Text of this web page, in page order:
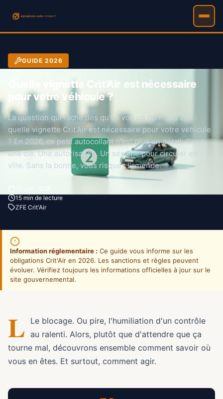
GUIDE 2026
Quelle vignette Crit'Air est nécessaire
pour votre véhicule ?
La question qui fâche dès qu'on voit un panneau ZFE :
quelle vignette Crit'Air est nécessaire pour votre véhicule
? En 2026, ce petit autocollant n'est plus un détail. C'est
une clé. Une autorisation. Un sésame pour circuler en
ville. Sans la bonne, vous risquez l'amende.
15 min de lecture
ZFE Crit'Air
Information réglementaire : Ce guide vous informe sur les
obligations Crit'Air en 2026. Les sanctions et règles peuvent
évoluer. Vérifiez toujours les informations officielles à jour sur le
site gouvernemental.
L
Le blocage. Ou pire, l'humiliation d'un contrôle
au ralenti. Alors, plutôt que d'attendre que ça
tourne mal, découvrons ensemble comment savoir où
vous en êtes. Et surtout, comment agir.